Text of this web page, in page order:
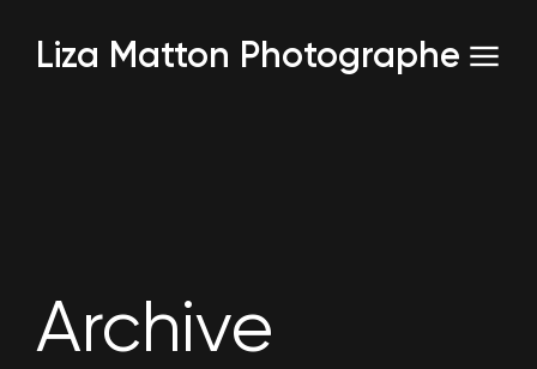
Liza Matton Photographe
Archive